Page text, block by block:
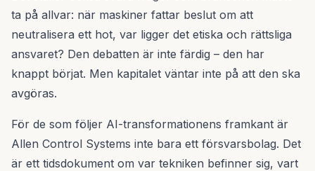
ta på allvar: när maskiner fattar beslut om att
neutralisera ett hot, var ligger det etiska och rättsliga
ansvaret? Den debatten är inte färdig – den har
knappt börjat. Men kapitalet väntar inte på att den ska
avgöras.
För de som följer AI-transformationens framkant är
Allen Control Systems inte bara ett försvarsbolag. Det
är ett tidsdokument om var tekniken befinner sig, vart